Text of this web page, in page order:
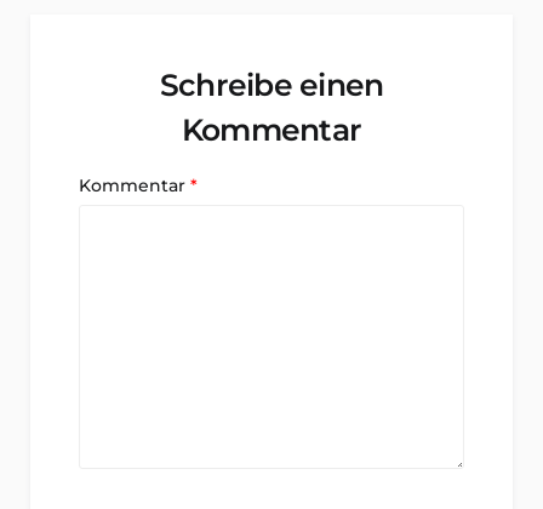
Schreibe einen
Kommentar
Kommentar *